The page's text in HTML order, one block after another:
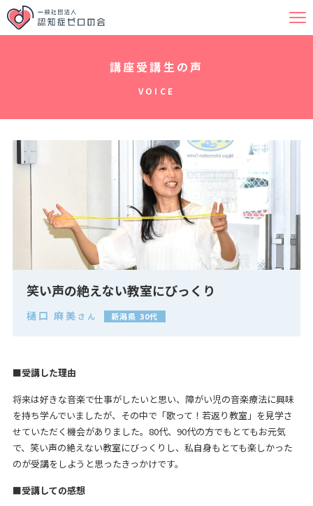
講座受講生の声
VOICE
笑い声の絶えない教室にびっくり
樋口 麻美 新潟県 30代
■受講した理由
将来は好きな音楽で仕事がしたいと思い、障がい児の音楽療法に興味
を持ち学んでいましたが、その中で「歌って！若返り教室」を見学さ
せていただく機会がありました。80代、90代の方でもとてもお元気
で、笑い声の絶えない教室にびっくりし、私自身もとても楽しかった
のが受講をしようと思ったきっかけです。
■受講しての感想